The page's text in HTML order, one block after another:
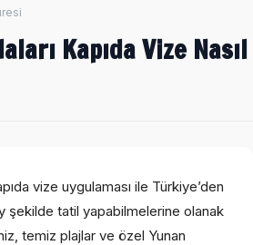
Kapıda Vize Nasıl
vize uygulaması ile Türkiye’den
şekilde tatil yapabilmelerine olanak
temiz plajlar ve özel Yunan